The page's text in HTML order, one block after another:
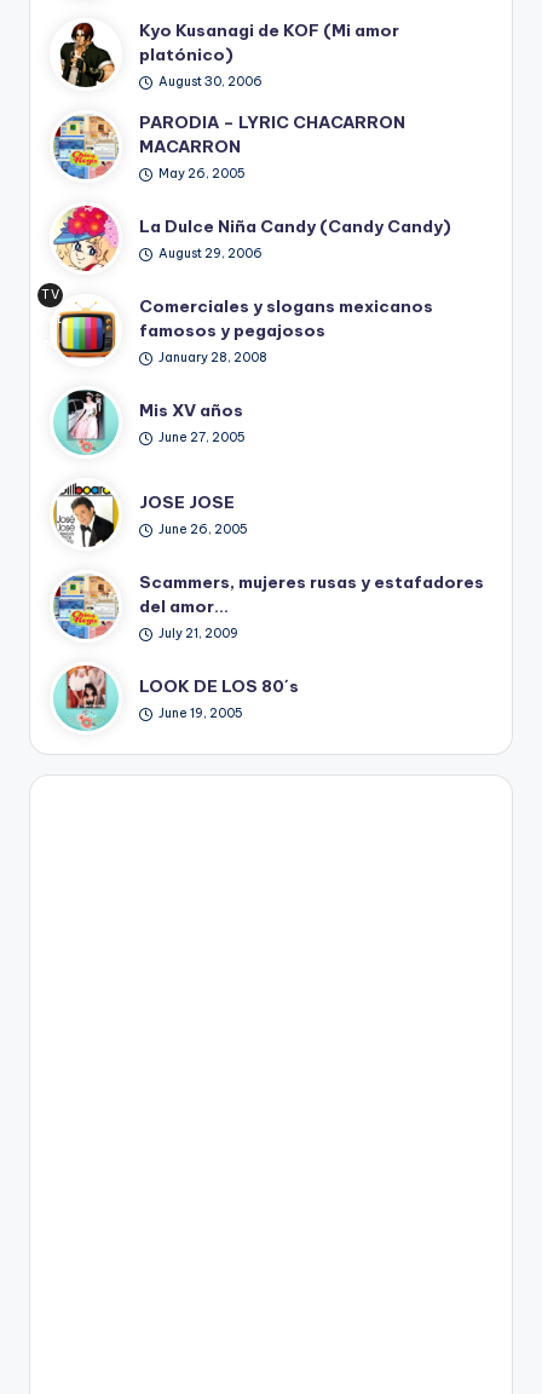
Kyo Kusanagi de KOF (Mi amor
platónico)
August 30, 2006
PARODIA – LYRIC CHACARRON
MACARRON
May 26, 2005
La Dulce Niña Candy (Candy Candy)
August 29, 2006
TV
Ret
ro
Comerciales y slogans mexicanos
famosos y pegajosos
January 28, 2008
Mis XV años
June 27, 2005
JOSE JOSE
June 26, 2005
Scammers, mujeres rusas y estafadores
del amor…
July 21, 2009
LOOK DE LOS 80´s
June 19, 2005